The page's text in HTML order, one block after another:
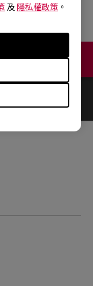
及 隱私權政策 。
聯絡我們